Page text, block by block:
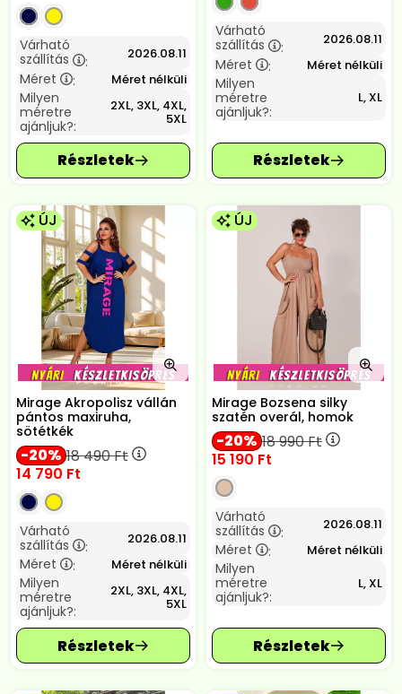
Várható
szállítás
: 2026.08.11
Méret : Méret nélküli
Milyen
méretre
ajánljuk?:
2XL, 3XL, 4XL,
5XL
Várható
szállítás
: 2026.08.11
Méret : Méret nélküli
Milyen
méretre
ajánljuk?:
L, XL
ÚJ
Mirage Akropolisz vállán
pántos maxiruha,
sötétkék
20 18 490Ft
14 790 Ft
Várható
szállítás
: 2026.08.11
Méret : Méret nélküli
Milyen
méretre
ajánljuk?:
2XL, 3XL, 4XL,
5XL
ÚJ
Mirage Bozsena silky
szatén overál, homok
20 18 990Ft
15 190 Ft
Várható
szállítás
: 2026.08.11
Méret : Méret nélküli
Milyen
méretre
ajánljuk?:
L, XL